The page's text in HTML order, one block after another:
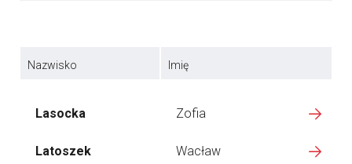
Nazwisko Imię
Lasocka Zofia
Latoszek Wacław